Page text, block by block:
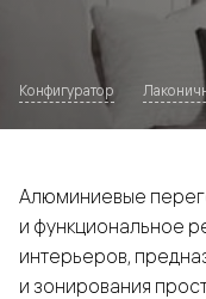
Конфигуратор
Алюминиевые
и функциональное
интерьеров,
и зонирования